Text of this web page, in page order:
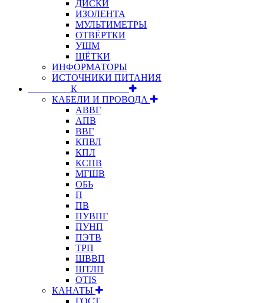
ДИСКИ
ИЗОЛЕНТА
МУЛЬТИМЕТРЫ
ОТВЁРТКИ
УШМ
ЩЁТКИ
ИНФОРМАТОРЫ
ИСТОЧНИКИ ПИТАНИЯ
⠀⠀⠀⠀⠀⠀К⠀⠀⠀⠀⠀⠀⠀
КАБЕЛИ И ПРОВОДА
АВВГ
АПВ
ВВГ
КПВЛ
КПЛ
КСПВ
МГШВ
ОБЬ
П
ПВ
ПУВПГ
ПУНП
ПЭТВ
ТРП
ШВВП
ШТЛП
OTIS
КАНАТЫ
ГОСТ